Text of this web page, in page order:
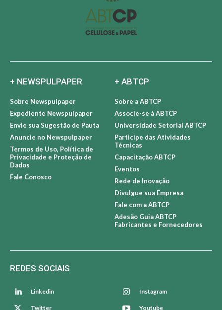
+ NEWSPULPAPER
Sobre Newspulpaper
Expediente Newspulpaper
Envie sua Sugestão de Pauta
Anuncie no Newspulpaper
Termos de Uso, Política de
Privacidade e Proteção de
Dados
Fale Conosco
+ ABTCP
Sobre a ABTCP
Associe-se à ABTCP
Universidade Setorial ABTCP
Participe das Atividades
Técnicas
Capacitação ABTCP
Eventos
Rede de Inovação
Divulgue sua Empresa
Fale com a ABTCP
Adesão Guia ABTCP
Fabricantes e Fornecedores
REDES SOCIAIS
Linkedin Instagram
Twitter Youtube